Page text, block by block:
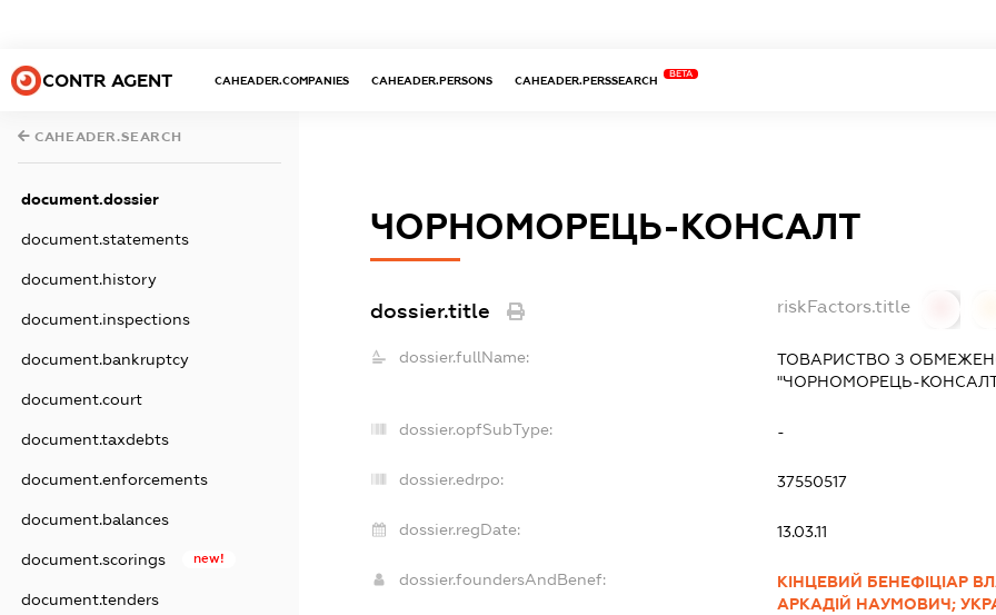
CONTR AGENT CAHEADER.COMPANIES CAHEADER.PERSONS CAHEADER.PERSSEARCH
BETA
CAHEADER.SEARCH
document.dossier
document.statements
document.history
document.inspections
document.bankruptcy
document.court
document.taxdebts
document.enforcements
document.balances
document.scorings new!
document.tenders
ЧОРНОМОРЕЦЬ-КОНСАЛТ
dossier.title riskFactors.title
dossier.fullName:
ТОВАРИСТВО З
"ЧОРНОМОРЕЦЬ-
dossier.opfSubType: -
dossier.edrpo: 37550517
dossier.regDate: 13.03.11
dossier.foundersAndBenef:
КІНЦЕВИЙ БЕНЕФІЦІАР
АРКАДІЙ НАУМОВИЧ;